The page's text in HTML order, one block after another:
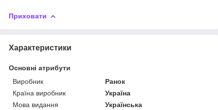
Приховати
Характеристики
Основні атрибути
Виробник
Ранок
Країна виробник
Україна
Мова видання
Українська